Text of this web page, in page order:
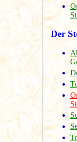
Der